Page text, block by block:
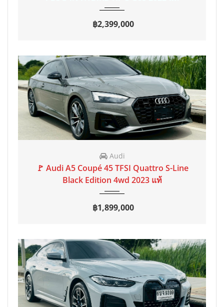
฿2,399,000
AT
Audi
🚩 Audi A5 Coupé 45 TFSI Quattro S-Line
Black Edition 4wd 2023 แท้
฿1,899,000